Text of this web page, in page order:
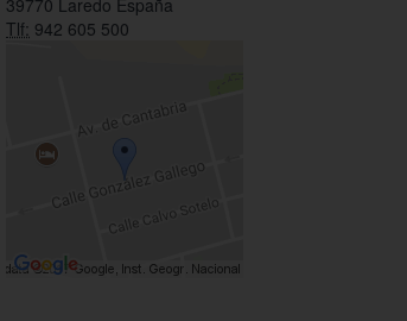
39770 Laredo España
Tlf: 942 605 500